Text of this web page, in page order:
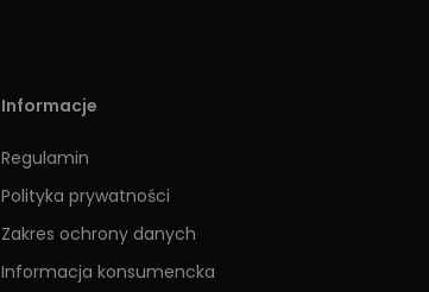
Informacje
Regulamin
Polityka prywatności
Zakres ochrony danych
Informacja konsumencka